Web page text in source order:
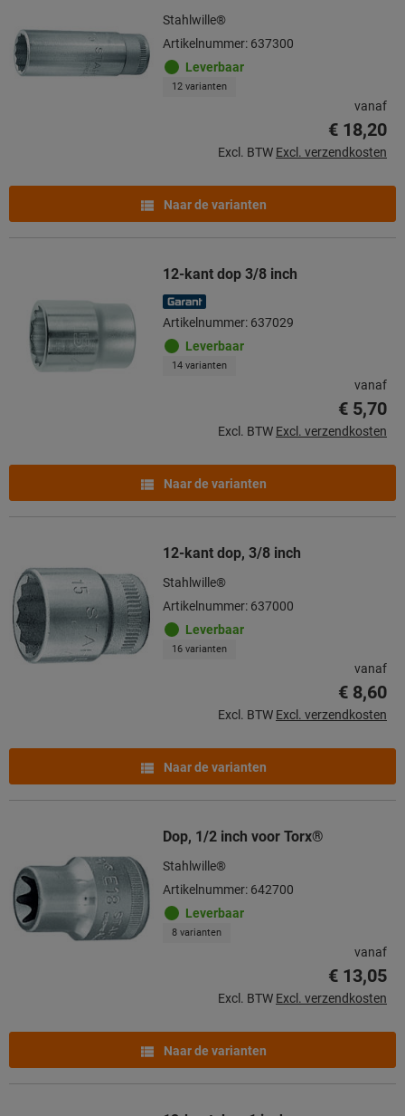
Stahlwille®
Artikelnummer: 637300
Leverbaar
12 varianten
vanaf
€ 18,20
Excl. BTW Excl. verzendkosten
Naar de varianten
12-kant dop 3/8 inch
Artikelnummer: 637029
Leverbaar
14 varianten
vanaf
€ 5,70
Excl. BTW Excl. verzendkosten
Naar de varianten
12-kant dop, 3/8 inch
Stahlwille®
Artikelnummer: 637000
Leverbaar
16 varianten
vanaf
€ 8,60
Excl. BTW Excl. verzendkosten
Naar de varianten
Dop, 1/2 inch voor Torx®
Stahlwille®
Artikelnummer: 642700
Leverbaar
8 varianten
vanaf
€ 13,05
Excl. BTW Excl. verzendkosten
Naar de varianten